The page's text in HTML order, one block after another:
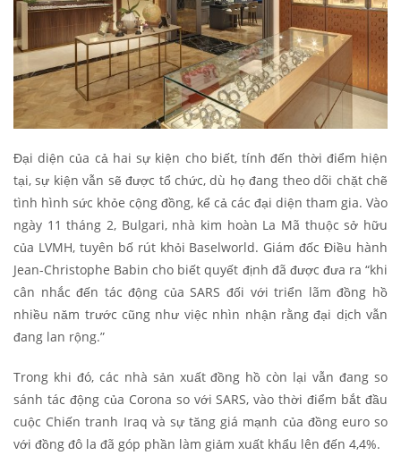
Đại diện của cả hai sự kiện cho biết, tính đến thời điểm hiện
tại, sự kiện vẫn sẽ được tổ chức, dù họ đang theo dõi chặt chẽ
tình hình sức khỏe cộng đồng, kể cả các đại diện tham gia. Vào
ngày 11 tháng 2, Bulgari, nhà kim hoàn La Mã thuộc sở hữu
của LVMH, tuyên bố rút khỏi Baselworld. Giám đốc Điều hành
Jean-Christophe Babin cho biết quyết định đã được đưa ra “khi
cân nhắc đến tác động của SARS đối với triển lãm đồng hồ
nhiều năm trước cũng như việc nhìn nhận rằng đại dịch vẫn
đang lan rộng.”
Trong khi đó, các nhà sản xuất đồng hồ còn lại vẫn đang so
sánh tác động của Corona so với SARS, vào thời điểm bắt đầu
cuộc Chiến tranh Iraq và sự tăng giá mạnh của đồng euro so
với đồng đô la đã góp phần làm giảm xuất khẩu lên đến 4,4%.